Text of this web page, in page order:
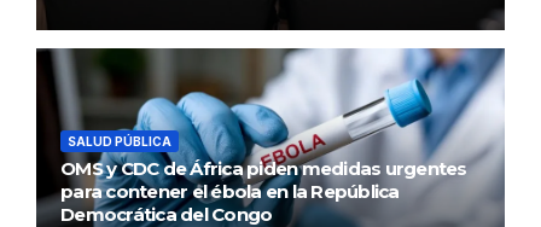
SALUD PÚBLICA
OMS y CDC de África piden medidas urgentes
para contener el ébola en la República
Democrática del Congo